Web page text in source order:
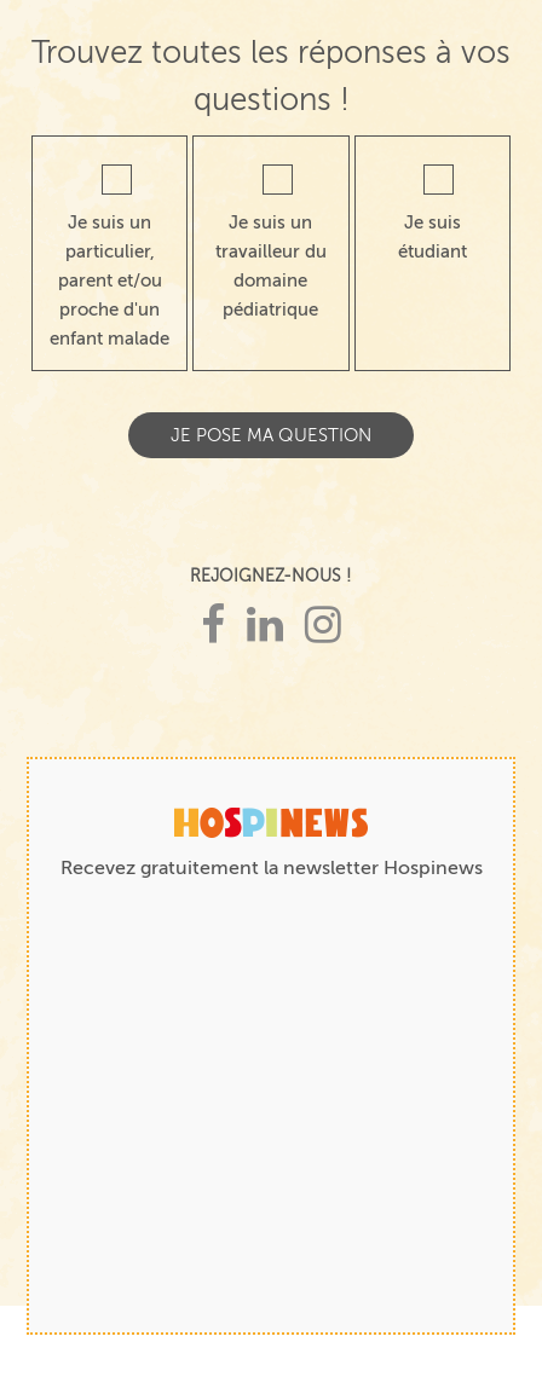
Trouvez toutes les réponses à vos
questions !
Je suis un
particulier,
parent et/ou
proche d'un
enfant malade
Je suis un
travailleur du
domaine
pédiatrique
Je suis
étudiant
REJOIGNEZ-NOUS !
Recevez gratuitement la newsletter Hospinews